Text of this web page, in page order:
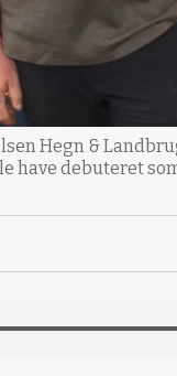
Hegn &
have debuteret